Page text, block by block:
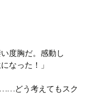
度胸だ。感動し
なった！」
どう考えてもスク